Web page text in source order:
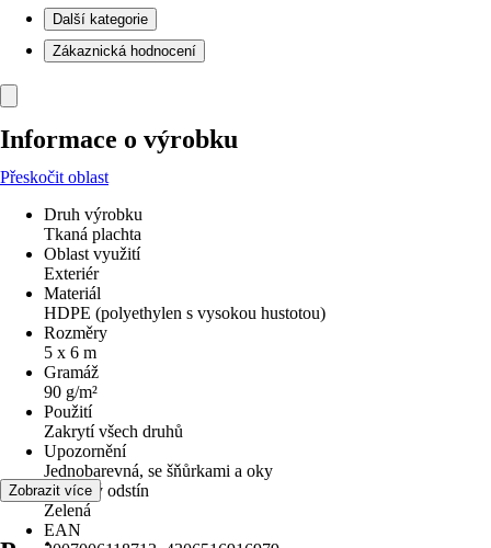
Další kategorie
Zákaznická hodnocení
Informace o výrobku
Přeskočit oblast
Druh výrobku
Tkaná plachta
Oblast využití
Exteriér
Materiál
HDPE (polyethylen s vysokou hustotou)
Rozměry
5 x 6 m
Gramáž
90 g/m²
Použití
Zakrytí všech druhů
Upozornění
Jednobarevná, se šňůrkami a oky
Barevný odstín
Zelená
EAN
Zobrazit více